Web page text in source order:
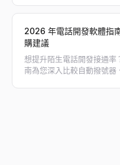
2026 年電話開發軟體指
購建議
想提升陌生電話開發接通
南為您深入比較自動撥號器